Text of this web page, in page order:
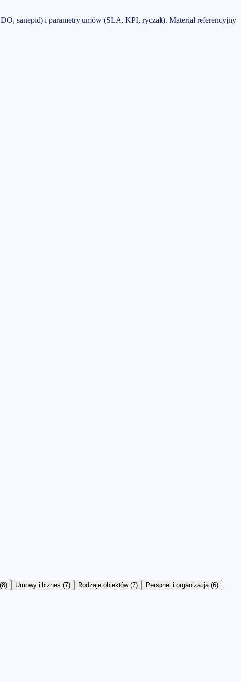
sanepid) i parametry umów (SLA, KPI, ryczałt). Materiał referencyjny
(8) Umowy i biznes (7) Rodzaje obiektów(7) Personel i organizacja (6)